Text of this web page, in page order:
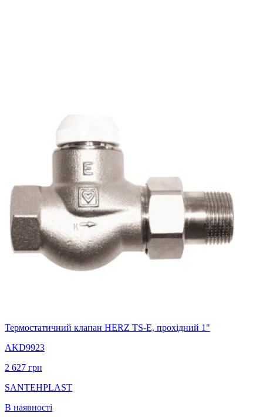
Термостатичний клапан HERZ TS-E, прохідний 1"
AKD9923
2 627 грн
SANTEHPLAST
В наявності